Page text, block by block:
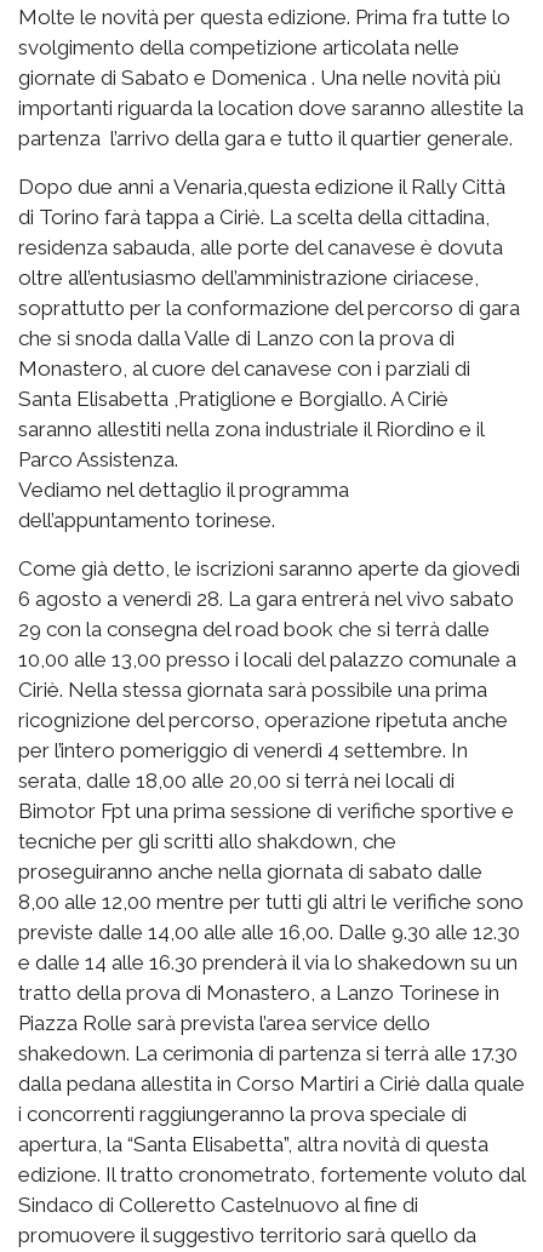
Molte le novità per questa edizione. Prima fra tutte lo
svolgimento della competizione articolata nelle
giornate di Sabato e Domenica . Una nelle novità più
importanti riguarda la location dove saranno allestite la
partenza l’arrivo della gara e tutto il quartier generale.
Dopo due anni a Venaria,questa edizione il Rally Città
di Torino farà tappa a Ciriè. La scelta della cittadina,
residenza sabauda, alle porte del canavese è dovuta
oltre all’entusiasmo dell’amministrazione ciriacese,
soprattutto per la conformazione del percorso di gara
che si snoda dalla Valle di Lanzo con la prova di
Monastero, al cuore del canavese con i parziali di
Santa Elisabetta ,Pratiglione e Borgiallo. A Ciriè
saranno allestiti nella zona industriale il Riordino e il
Parco Assistenza.
Vediamo nel dettaglio il programma
dell’appuntamento torinese.
Come già detto, le iscrizioni saranno aperte da giovedì
6 agosto a venerdì 28. La gara entrerà nel vivo sabato
29 con la consegna del road book che si terrà dalle
10,00 alle 13,00 presso i locali del palazzo comunale a
Ciriè. Nella stessa giornata sarà possibile una prima
ricognizione del percorso, operazione ripetuta anche
per l’intero pomeriggio di venerdì 4 settembre. In
serata, dalle 18,00 alle 20,00 si terrà nei locali di
Bimotor Fpt una prima sessione di verifiche sportive e
tecniche per gli scritti allo shakdown, che
proseguiranno anche nella giornata di sabato dalle
8,00 alle 12,00 mentre per tutti gli altri le verifiche sono
previste dalle 14,00 alle alle 16,00. Dalle 9.30 alle 12.30
e dalle 14 alle 16.30 prenderà il via lo shakedown su un
tratto della prova di Monastero, a Lanzo Torinese in
Piazza Rolle sarà prevista l’area service dello
shakedown. La cerimonia di partenza si terrà alle 17.30
dalla pedana allestita in Corso Martiri a Ciriè dalla quale
i concorrenti raggiungeranno la prova speciale di
apertura, la “Santa Elisabetta”, altra novità di questa
edizione. Il tratto cronometrato, fortemente voluto dal
Sindaco di Colleretto Castelnuovo al fine di
promuovere il suggestivo territorio sarà quello da